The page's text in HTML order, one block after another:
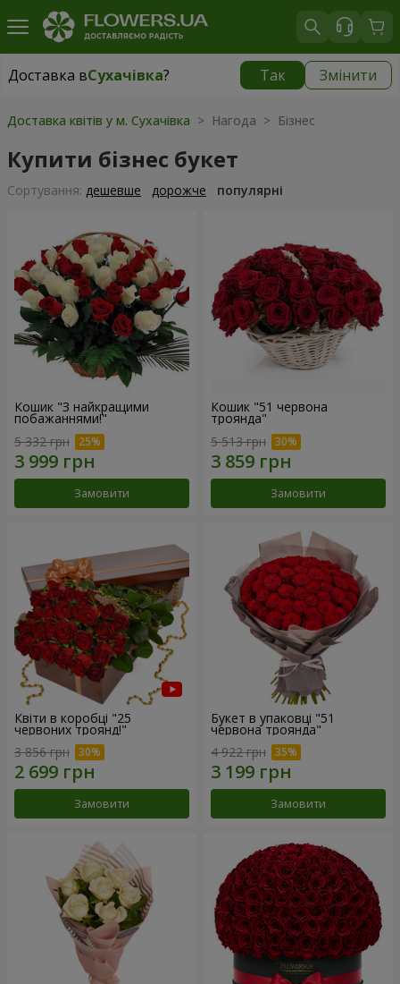
Доставка вСухачівка? Так Змінити
Доставка вСухачівка|
Доставка квітів у м. Сухачівка > Нагода > Бізнес
Купити бізнес букет
Сортування: дешевше дорожче популярні
Кошик "З найкращими
побажаннями!"
5 332 грн
Замовити
Кошик "51 червона
троянда"
5 513 грн
Замовити
Квіти в коробці "25
червоних троянд!"
3 856 грн
Замовити
Букет в упаковці "51
червона троянда"
4 922 грн
Замовити